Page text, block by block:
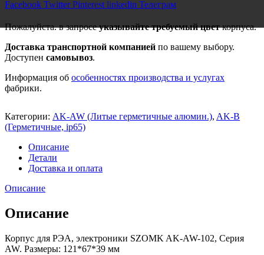
Facebook Twitter Pinterest linkedin Телеграм
Пожалуйста. в запросеуказывайте требуемый цветкорпуса.
Доставка транспортной компанией по вашему выбору.
Доступен самовывоз.
Информация об особенностях производства и услугах
фабрики.
Категории: AK-AW (Литые герметичные алюмин.), AK-B
(Герметичные, ip65)
Описание
Детали
Доставка и оплата
Описание
Описание
Корпус для РЭА, электроники SZOMK AK-AW-102, Серия
AW. Размеры: 121*67*39 мм